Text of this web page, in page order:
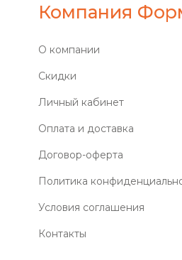
Компания
О компании
Скидки
Личный кабинет
Оплата и доставка
Договор-оферта
Политика
Условия соглашения
Контакты